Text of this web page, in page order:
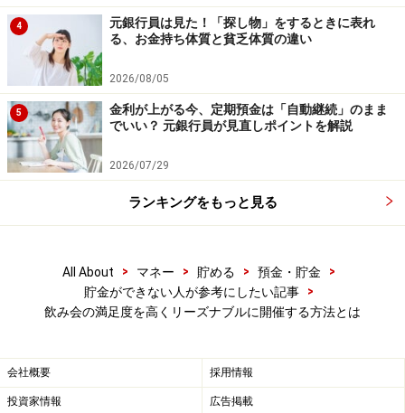
【編集部からのお知らせ】
・「家計」について、アンケート（2026/8/31まで）
中です！
※抽選で20名にAmazonギフト券1000円分プレゼント
※謝礼付きの限定アンケートやモニター企画に参加が可能に
なります
4
元銀行員は見た！「探し物」をするときに表れ
る、お金持ち体質と貧乏体質の違い
2026/08/05
5
金利が上がる今、定期預金は「自動継続」のまま
でいい？ 元銀行員が見直しポイントを解説
2026/07/29
ランキングをもっと見る
All About > マネー > 貯める > 預金・貯金
>
貯金ができない人が参考にしたい記事
>
飲み会の満足度を高くリーズナブルに開催する方法とは
会社概要 採用情報
投資家情報 広告掲載